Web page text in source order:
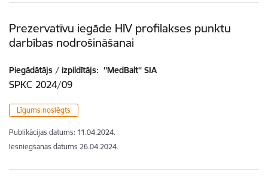
Prezervatīvu iegāde HIV profilakses punktu
darbības nodrošināšanai
Piegādātājs / izpildītājs: ''MedBalt'' SIA
SPKC 2024/09
Līgums noslēgts
Publikācijas datums: 11.04.2024.
Iesniegšanas datums 26.04.2024.